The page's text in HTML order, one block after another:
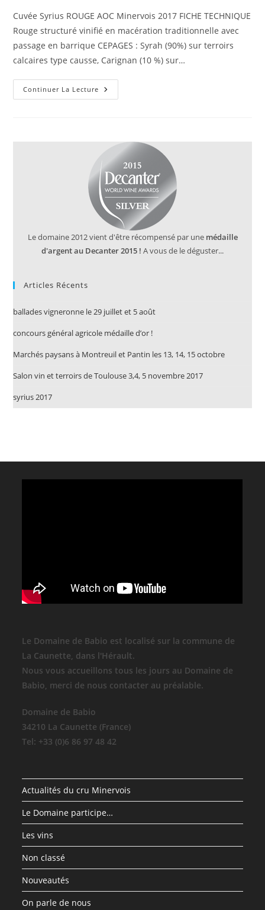
la
publication :
Cuvée Syrius ROUGE AOC Minervois 2017 FICHE TECHNIQUE
Rouge structuré vinifié en macération traditionnelle avec
passage en barrique CEPAGES : Syrah (90%) sur terroirs
calcaires type causse, Carignan (10 %) sur…
Continuer La Lecture Syrius
2017
Le domaine 2012 vient d'être récompensé par une médaille
d'argent au Decanter 2015 ! A vous de le déguster...
Articles Récents
ballades vigneronne le 29 juillet et 5 août
concours général agricole médaille d’or !
Marchés paysans à Montreuil et Pantin les 13, 14, 15 octobre
Salon vin et terroirs de Toulouse 3,4, 5 novembre 2017
syrius 2017
Le Domaine de Babio est localisé sur la commune de
La Caunette, dans l'Hérault.
Nous vous accueillons tous les jours au Domaine de
Babio, merci de nous contacter au préalable.
Domaine de Babio
34210 La Caunette (France)
Tel: +33 (0)6 86 97 48 42
Actualités du cru Minervois
Le Domaine participe…
Les vins
Non classé
Nouveautés
On parle de nous